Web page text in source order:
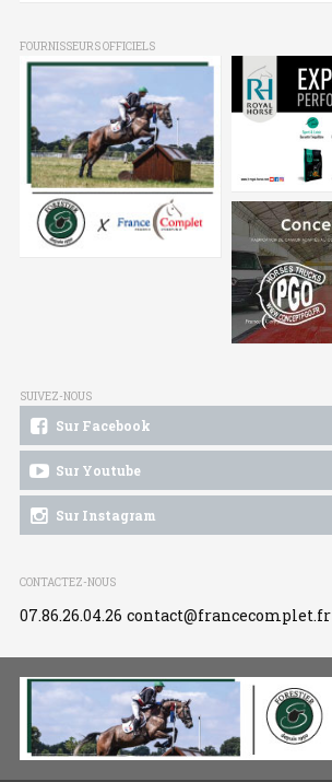
FOURNISSEURS OFFICIELS
SUIVEZ-NOUS
Sur Facebook
Sur Youtube
Sur Instagram
CONTACTEZ-NOUS
07.86.26.04.26 contact@francecomplet.fr